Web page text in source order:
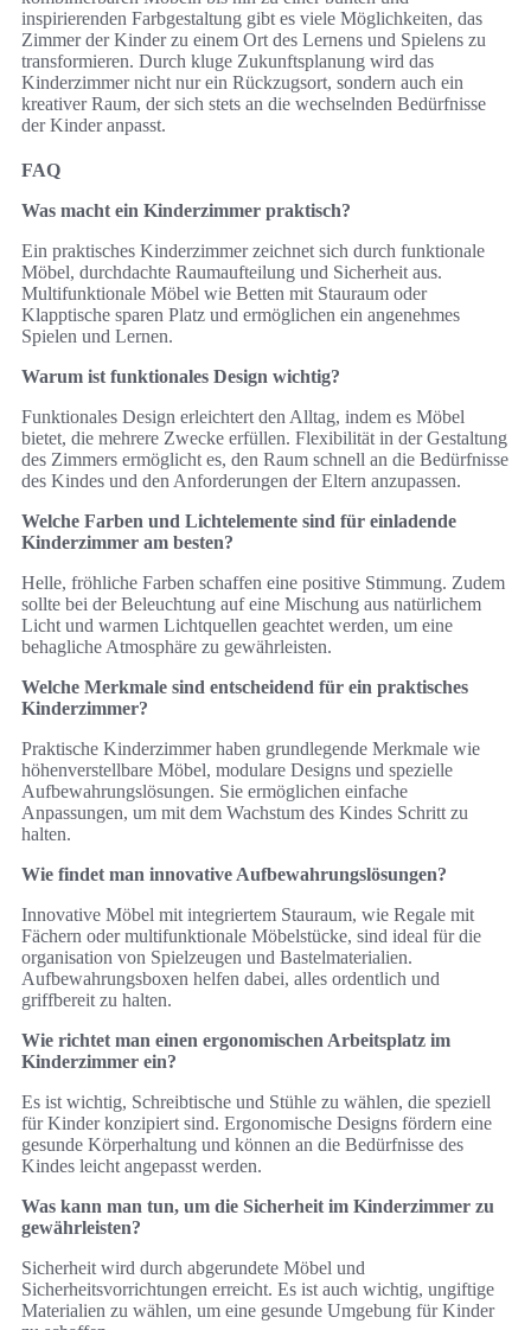
inspirierenden Farbgestaltung gibt es viele Möglichkeiten, das
Zimmer der Kinder zu einem Ort des Lernens und Spielens zu
transformieren. Durch kluge Zukunftsplanung wird das
Kinderzimmer nicht nur ein Rückzugsort, sondern auch ein
kreativer Raum, der sich stets an die wechselnden Bedürfnisse
der Kinder anpasst.
FAQ
Was macht ein Kinderzimmer praktisch?
Ein praktisches Kinderzimmer zeichnet sich durch funktionale
Möbel, durchdachte Raumaufteilung und Sicherheit aus.
Multifunktionale Möbel wie Betten mit Stauraum oder
Klapptische sparen Platz und ermöglichen ein angenehmes
Spielen und Lernen.
Warum ist funktionales Design wichtig?
Funktionales Design erleichtert den Alltag, indem es Möbel
bietet, die mehrere Zwecke erfüllen. Flexibilität in der Gestaltung
des Zimmers ermöglicht es, den Raum schnell an die Bedürfnisse
des Kindes und den Anforderungen der Eltern anzupassen.
Welche Farben und Lichtelemente sind für einladende
Kinderzimmer am besten?
Helle, fröhliche Farben schaffen eine positive Stimmung. Zudem
sollte bei der Beleuchtung auf eine Mischung aus natürlichem
Licht und warmen Lichtquellen geachtet werden, um eine
behagliche Atmosphäre zu gewährleisten.
Welche Merkmale sind entscheidend für ein praktisches
Kinderzimmer?
Praktische Kinderzimmer haben grundlegende Merkmale wie
höhenverstellbare Möbel, modulare Designs und spezielle
Aufbewahrungslösungen. Sie ermöglichen einfache
Anpassungen, um mit dem Wachstum des Kindes Schritt zu
halten.
Wie findet man innovative Aufbewahrungslösungen?
Innovative Möbel mit integriertem Stauraum, wie Regale mit
Fächern oder multifunktionale Möbelstücke, sind ideal für die
organisation von Spielzeugen und Bastelmaterialien.
Aufbewahrungsboxen helfen dabei, alles ordentlich und
griffbereit zu halten.
Wie richtet man einen ergonomischen Arbeitsplatz im
Kinderzimmer ein?
Es ist wichtig, Schreibtische und Stühle zu wählen, die speziell
für Kinder konzipiert sind. Ergonomische Designs fördern eine
gesunde Körperhaltung und können an die Bedürfnisse des
Kindes leicht angepasst werden.
Was kann man tun, um die Sicherheit im Kinderzimmer zu
gewährleisten?
Sicherheit wird durch abgerundete Möbel und
Sicherheitsvorrichtungen erreicht. Es ist auch wichtig, ungiftige
Materialien zu wählen, um eine gesunde Umgebung für Kinder